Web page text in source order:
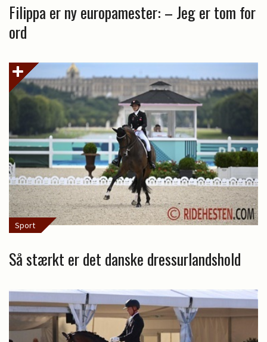
Filippa er ny europamester: – Jeg er tom for
ord
Sport
Så stærkt er det danske dressurlandshold